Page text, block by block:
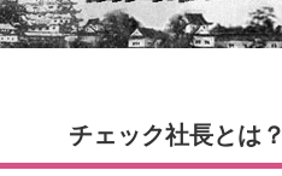
チェック社長とは？